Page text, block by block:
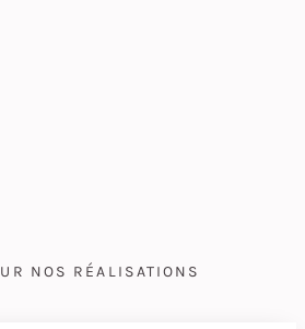
NOS RÉALISATIONS